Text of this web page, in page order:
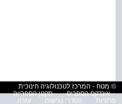
© מטח - המרכז לטכנולוגיה חינוכית
אינדקס הספרים
תקנון הספרייה
פרטיות
הסדרי נגישות עזרה